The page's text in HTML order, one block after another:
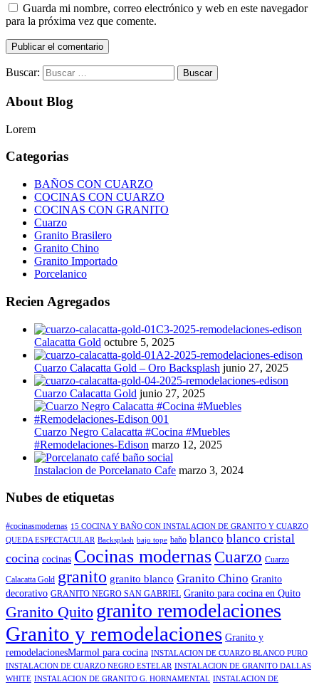
Guarda mi nombre, correo electrónico y web en este navegador
para la próxima vez que comente.
Buscar:
About Blog
Lorem
Categorias
BAÑOS CON CUARZO
COCINAS CON CUARZO
COCINAS CON GRANITO
Cuarzo
Granito Brasilero
Granito Chino
Granito Importado
Porcelanico
Recien Agregados
Calacatta Gold octubre 5, 2025
Cuarzo Calacatta Gold – Oro Backsplash junio 27, 2025
Cuarzo Calacatta Gold junio 27, 2025
Cuarzo Negro Calacatta #Cocina #Muebles
#Remodelaciones-Edison marzo 12, 2025
Instalacion de Porcelanato Cafe marzo 3, 2024
Nubes de etiquetas
#cocinasmodernas 15 COCINA Y BAÑO CON INSTALACION DE GRANITO Y CUARZO
QUEDA ESPECTACULAR Backsplash bajo tope baño blanco blanco cristal
cocina cocinas Cocinas modernas Cuarzo Cuarzo
Calacatta Gold granito granito blanco Granito Chino Granito
decorativo GRANITO NEGRO SAN GABRIEL Granito para cocina en Quito
Granito Quito granito remodelaciones
Granito y remodelaciones Granito y
remodelacionesMarmol para cocina INSTALACION DE CUARZO BLANCO PURO
INSTALACION DE CUARZO NEGRO ESTELAR INSTALACION DE GRANITO DALLAS
WHITE INSTALACION DE GRANITO G. HORNAMENTAL INSTALACION DE